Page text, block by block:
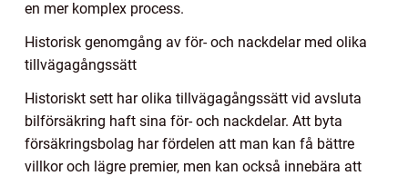
en mer komplex process.
Historisk genomgång av för- och nackdelar med olika
tillvägagångssätt
Historiskt sett har olika tillvägagångssätt vid avsluta
bilförsäkring haft sina för- och nackdelar. Att byta
försäkringsbolag har fördelen att man kan få bättre
villkor och lägre premier, men kan också innebära att